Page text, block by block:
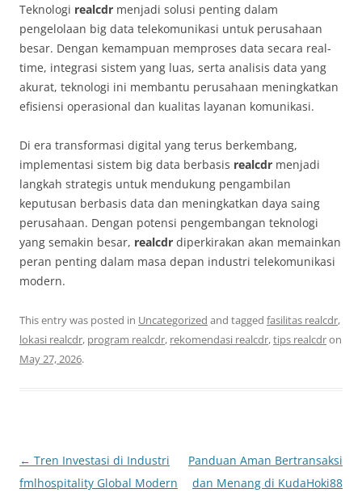
Teknologi realcdr menjadi solusi penting dalam
pengelolaan big data telekomunikasi untuk perusahaan
besar. Dengan kemampuan memproses data secara real-
time, integrasi sistem yang luas, serta analisis data yang
akurat, teknologi ini membantu perusahaan meningkatkan
efisiensi operasional dan kualitas layanan komunikasi.
Di era transformasi digital yang terus berkembang,
implementasi sistem big data berbasis realcdr menjadi
langkah strategis untuk mendukung pengambilan
keputusan berbasis data dan meningkatkan daya saing
perusahaan. Dengan potensi pengembangan teknologi
yang semakin besar, realcdr diperkirakan akan memainkan
peran penting dalam masa depan industri telekomunikasi
modern.
This entry was posted in Uncategorized and tagged fasilitas realcdr,
lokasi realcdr, program realcdr, rekomendasi realcdr,tips realcdron
May 27, 2026.
Post
navigation
← Tren Investasi di Industri
fmlhospitality Global Modern
Panduan Aman Bertransaksi
dan Menang di KudaHoki88